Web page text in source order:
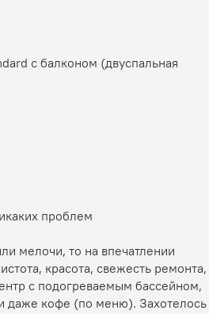
с балконом (двуспальная
проблем
мелочи, то на впечатлении
красота, свежесть ремонта,
с подогреваемым бассейном,
даже кофе (по меню). Захотелось